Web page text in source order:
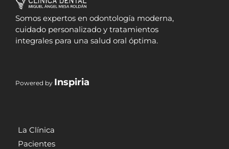
Somos expertos en odontología moderna,
cuidado personalizado y tratamientos
integrales para una salud oral óptima.
Powered by Inspiria
La Clínica
Pacientes